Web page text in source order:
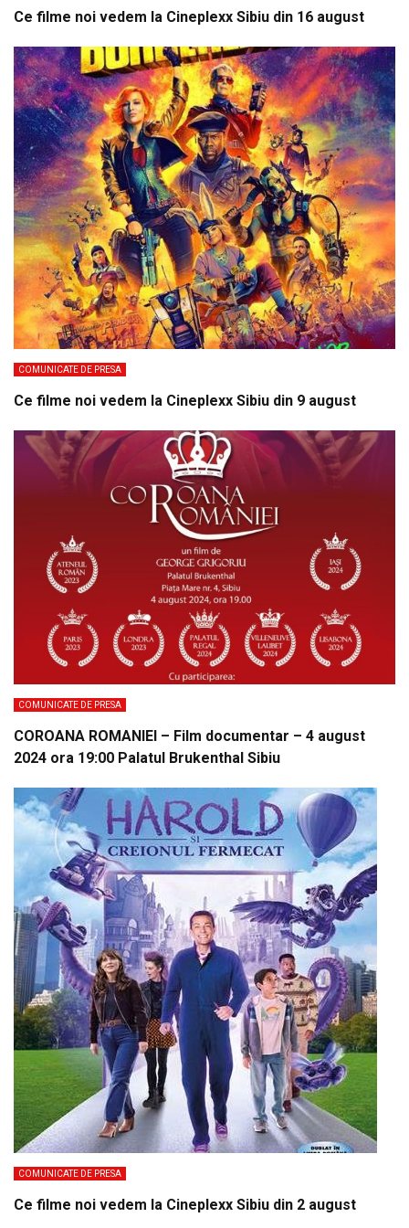
Ce filme noi vedem la Cineplexx Sibiu din 16 august
COMUNICATE DE PRESA
Ce filme noi vedem la Cineplexx Sibiu din 9 august
COMUNICATE DE PRESA
COROANA ROMANIEI – Film documentar – 4 august
2024 ora 19:00 Palatul Brukenthal Sibiu
COMUNICATE DE PRESA
Ce filme noi vedem la Cineplexx Sibiu din 2 august